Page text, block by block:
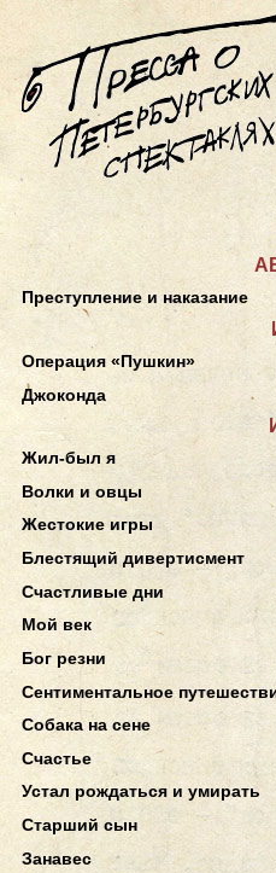
Преступление и наказание
Операция «Пушкин»
Джоконда
Жил-был я
Волки и овцы
Жестокие игры
Блестящий дивертисмент
Счастливые дни
Мой век
Бог резни
Сентиментальное
Собака на сене
Счастье
Устал рождаться и умирать
Старший сын
Занавес